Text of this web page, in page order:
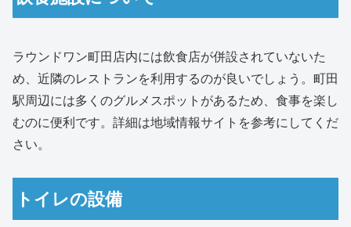
ラウンドワン町田店内には飲食店が併設されていないた
め、近隣のレストランを利用するのが良いでしょう。町田
駅周辺には多くのグルメスポットがあるため、食事を楽し
むのに便利です。詳細は地域情報サイトを参考にしてくだ
さい。
トイレの設備